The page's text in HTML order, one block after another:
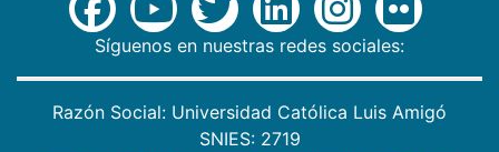
Síguenos en nuestras redes sociales:
Razón Social: Universidad Católica Luis Amigó
SNIES: 2719